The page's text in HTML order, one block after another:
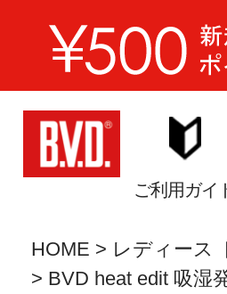
ご利用ガイ
HOME レディース
BVD heat edit 吸湿